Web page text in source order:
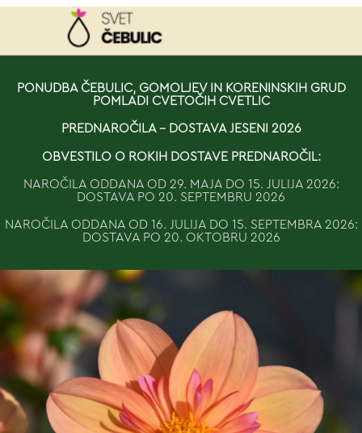
VAŠA KOŠARICA JE
PONUDBA ČEBULIC, GOMOLJEV IN KORENINSKIH GRUD
POMLADI CVETOČIH CVETLIC
PREDNAROČILA - DOSTAVA JESENI 2026
OBVESTILO O ROKIH DOSTAVE PREDNAROČIL:
NAROČILA ODDANA OD 29. MAJA DO 15. JULIJA 2026:
DOSTAVA PO 20. SEPTEMBRU 2026
NAROČILA ODDANA OD 16. JULIJA DO 15. SEPTEMBRA 2026:
DOSTAVA PO 20. OKTOBRU 2026